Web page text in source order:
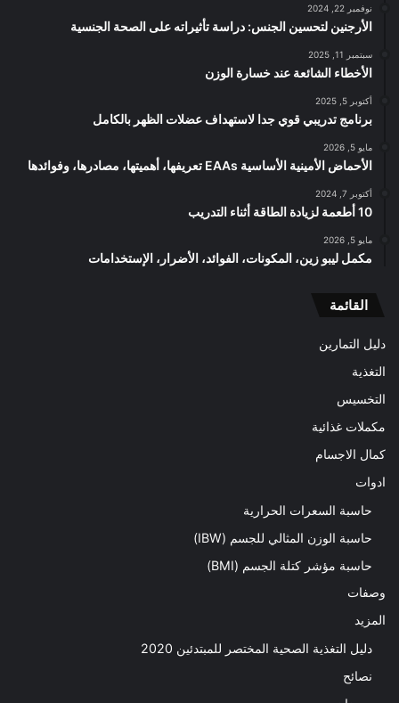
نوفمبر 22, 2024
الأرجنين لتحسين الجنس: دراسة تأثيراته على الصحة الجنسية
سبتمبر 11, 2025
الأخطاء الشائعة عند خسارة الوزن
أكتوبر 5, 2025
برنامج تدريبي قوي جدا لاستهداف عضلات الظهر بالكامل
مايو 5, 2026
الأحماض الأمينية الأساسية EAAs تعريفها، أهميتها، مصادرها، وفوائدها
أكتوبر 7, 2024
10 أطعمة لزيادة الطاقة أثناء التدريب
مايو 5, 2026
مكمل ليبو زين، المكونات، الفوائد، الأضرار، الإستخدامات
القائمة
دليل التمارين
التغذية
التخسيس
مكملات غذائية
كمال الاجسام
ادوات
حاسبة السعرات الحرارية
حاسبة الوزن المثالي للجسم (IBW)
حاسبة مؤشر كتلة الجسم (BMI)
وصفات
المزيد
دليل التغذية الصحية المختصر للمبتدئين 2020​
نصائح